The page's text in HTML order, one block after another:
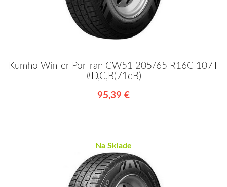
Kumho WinTer PorTran CW51 205/65 R16C 107T
#D,C,B(71dB)
95,39 €
Na Sklade